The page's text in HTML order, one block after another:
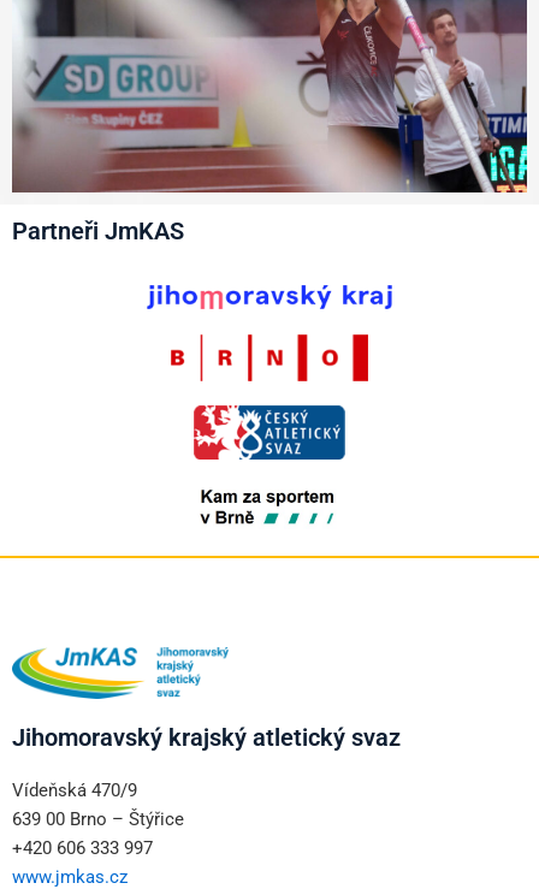
Partneři JmKAS
Jihomoravský krajský atletický svaz
Vídeňská 470/9
639 00 Brno – Štýřice
+420 606 333 997
www.jmkas.cz